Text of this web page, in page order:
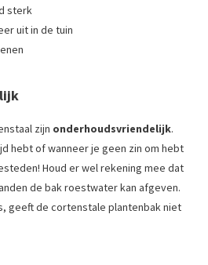
sterk
uit in de tuin
zijn onderhoudsvriendelijk.
hebt of wanneer je geen zin om hebt
Houd er wel rekening mee dat
de bak roestwater kan afgeven.
geeft de cortenstale plantenbak niet